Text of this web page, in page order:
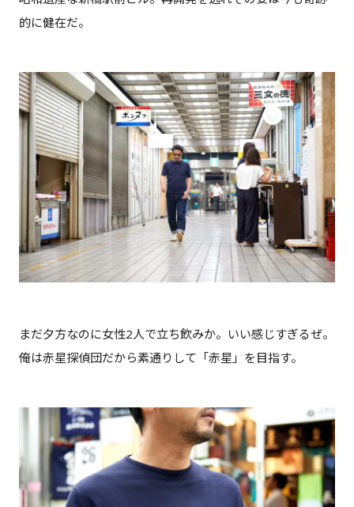
的に健在だ。
まだ夕方なのに女性2人で立ち飲みか。いい感じすぎるぜ。
俺は赤星探偵団だから素通りして「赤星」を目指す。